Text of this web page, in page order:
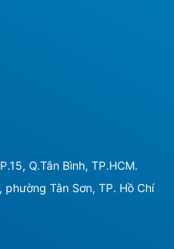
Q.Tân Bình, TP.HCM.
phường Tân Sơn, TP. Hồ Chí